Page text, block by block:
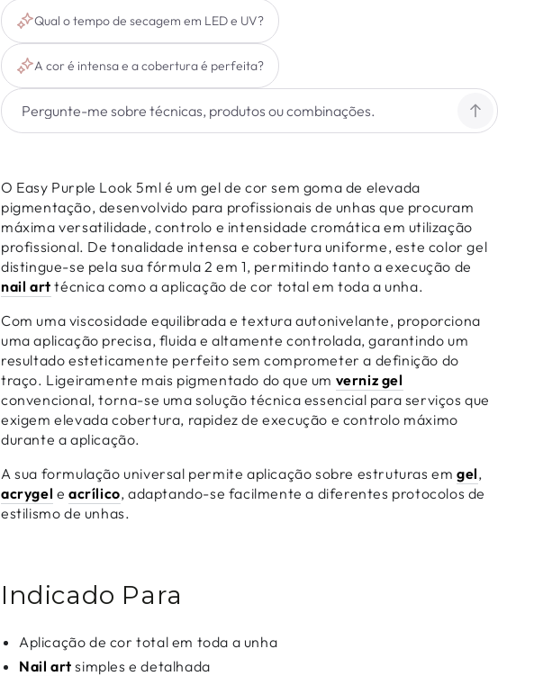
Qual o tempo de secagem em LED e UV?
A cor é intensa e a cobertura é perfeita?
O Easy Purple Look 5ml é um gel de cor sem goma de elevada
pigmentação, desenvolvido para profissionais de unhas que procuram
máxima versatilidade, controlo e intensidade cromática em utilização
profissional. De tonalidade intensa e cobertura uniforme, este color gel
distingue-se pela sua fórmula 2 em 1, permitindo tanto a execução de
nail art técnica como a aplicação de cor total em toda a unha.
Com uma viscosidade equilibrada e textura autonivelante, proporciona
uma aplicação precisa, fluida e altamente controlada, garantindo um
resultado esteticamente perfeito sem comprometer a definição do
traço. Ligeiramente mais pigmentado do que um verniz gel
convencional, torna-se uma solução técnica essencial para serviços que
exigem elevada cobertura, rapidez de execução e controlo máximo
durante a aplicação.
A sua formulação universal permite aplicação sobre estruturas em gel,
acrygel eacrílico, adaptando-se facilmente a diferentes protocolos de
estilismo de unhas.
Indicado Para
Aplicação de cor total em toda a unha
Nail art simples e detalhada